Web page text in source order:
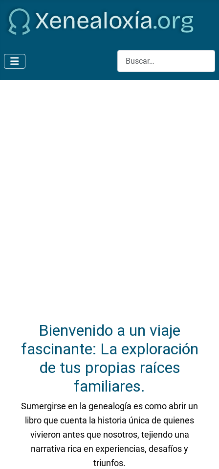
Buscar
Bienvenido a un viaje
fascinante: La exploración
de tus propias raíces
familiares.
Sumergirse en la genealogía es como abrir un
libro que cuenta la historia única de quienes
vivieron antes que nosotros, tejiendo una
narrativa rica en experiencias, desafíos y
triunfos.